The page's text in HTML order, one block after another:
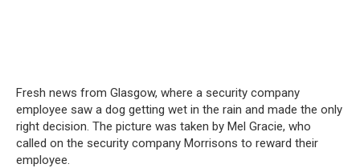
Fresh news from Glasgow, where a security company
employee saw a dog getting wet in the rain and made the only
right decision. The picture was taken by Mel Gracie, who
called on the security company Morrisons to reward their
employee.